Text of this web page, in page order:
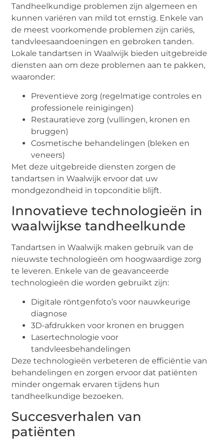
Tandheelkundige problemen zijn algemeen en
kunnen variëren van mild tot ernstig. Enkele van
de meest voorkomende problemen zijn cariës,
tandvleesaandoeningen en gebroken tanden.
Lokale tandartsen in Waalwijk bieden uitgebreide
diensten aan om deze problemen aan te pakken,
waaronder:
Preventieve zorg (regelmatige controles en
professionele reinigingen)
Restauratieve zorg (vullingen, kronen en
bruggen)
Cosmetische behandelingen (bleken en
veneers)
Met deze uitgebreide diensten zorgen de
tandartsen in Waalwijk ervoor dat uw
mondgezondheid in topconditie blijft.
Innovatieve technologieën in
waalwijkse tandheelkunde
Tandartsen in Waalwijk maken gebruik van de
nieuwste technologieën om hoogwaardige zorg
te leveren. Enkele van de geavanceerde
technologieën die worden gebruikt zijn:
Digitale röntgenfoto’s voor nauwkeurige
diagnose
3D-afdrukken voor kronen en bruggen
Lasertechnologie voor
tandvleesbehandelingen
Deze technologieën verbeteren de efficiëntie van
behandelingen en zorgen ervoor dat patiënten
minder ongemak ervaren tijdens hun
tandheelkundige bezoeken.
Succesverhalen van
patiënten